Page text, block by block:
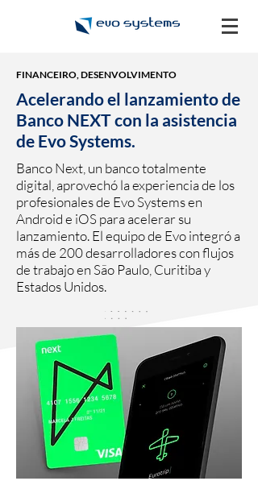
FINANCEIRO, DESENVOLVIMENTO
Acelerando el lanzamiento de
Banco NEXT con la asistencia
de Evo Systems.
Banco Next, un banco totalmente
digital, aprovechó la experiencia de los
profesionales de Evo Systems en
Android e iOS para acelerar su
lanzamiento. El equipo de Evo integró a
más de 200 desarrolladores con flujos
de trabajo en São Paulo, Curitiba y
Estados Unidos.